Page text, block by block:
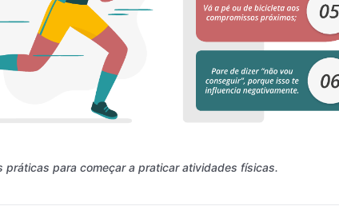
práticas para começar a praticar atividades físicas.